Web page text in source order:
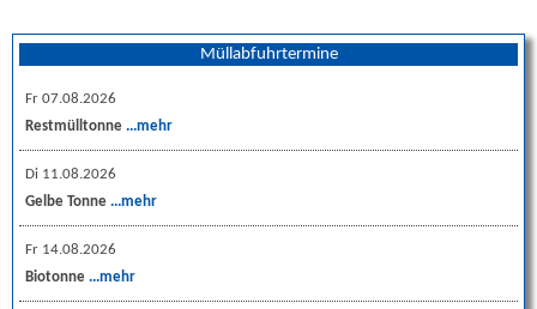
Müllabfuhrtermine
Fr 07.08.2026
Restmülltonne ...mehr
Di 11.08.2026
Gelbe Tonne ...mehr
Fr 14.08.2026
Biotonne ...mehr